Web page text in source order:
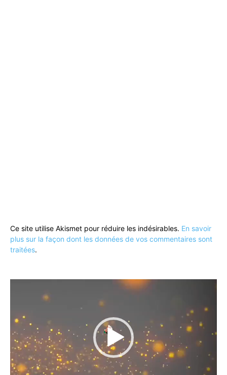
Ce site utilise Akismet pour réduire les indésirables. En savoir
plus sur la façon dont les données de vos commentaires sont
traitées.